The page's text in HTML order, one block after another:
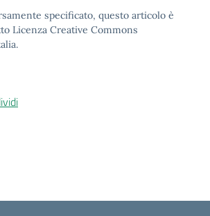
specificato, questo articolo è
Licenza Creative Commons